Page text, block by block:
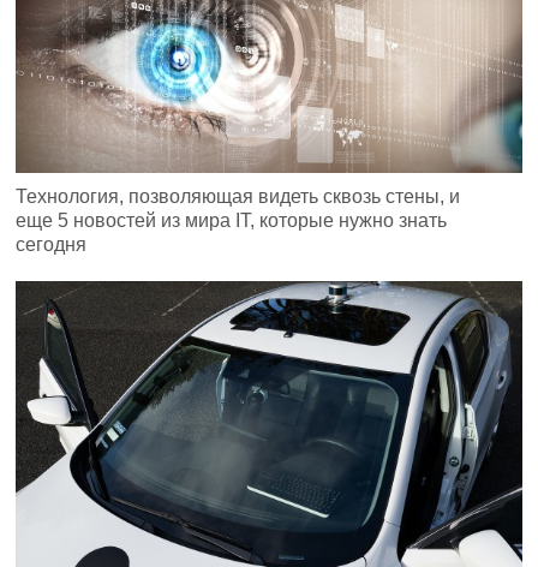
Технология, позволяющая видеть сквозь стены, и
еще 5 новостей из мира IT, которые нужно знать
сегодня